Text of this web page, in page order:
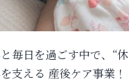
毎日を過ごす中で、“
支える 産後ケア事業！